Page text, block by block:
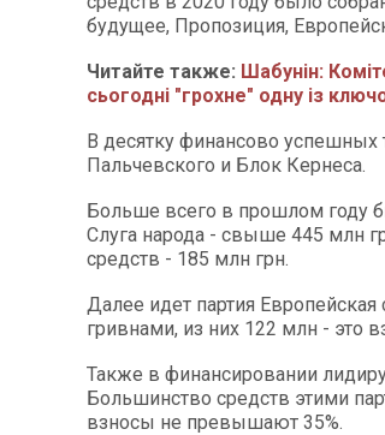
будущее, Пропозиция,
Читайте также: Шабунін:
сьогодні "грохне" одну із
В десятку финансово
Пальчевского и Блок Кернеса.
Больше всего в прошлом году
Слуга народа - свыше 445 млн
средств - 185 млн грн.
Далее идет партия
гривнами, из них 122 млн - это
Также в финансировании
Большинство средств этими
взносы не превышают 35%.